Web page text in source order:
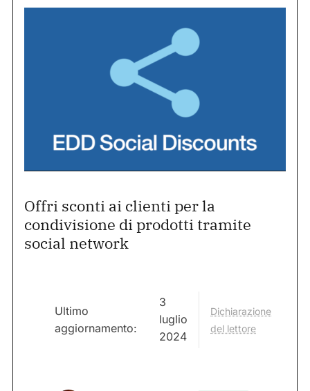
Offri sconti ai clienti per la
condivisione di prodotti tramite
social network
Ultimo
aggiornamento:
3
luglio
2024
Dichiarazione
del lettore